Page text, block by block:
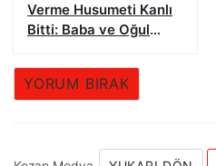
Verme Husumeti Kanlı
Bitti: Baba ve Oğul
YORUM BIRAK